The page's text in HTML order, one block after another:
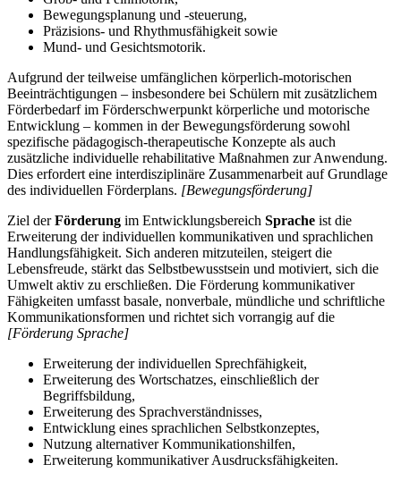
Bewegungsplanung und -steuerung,
Präzisions- und Rhythmusfähigkeit sowie
Mund- und Gesichtsmotorik.
Aufgrund der teilweise umfänglichen körperlich-motorischen
Beeinträchtigungen – insbesondere bei Schülern mit zusätzlichem
Förderbedarf im Förderschwerpunkt körperliche und motorische
Entwicklung – kommen in der Bewegungsförderung sowohl
spezifische pädagogisch-therapeutische Konzepte als auch
zusätzliche individuelle rehabilitative Maßnahmen zur Anwendung.
Dies erfordert eine interdisziplinäre Zusammenarbeit auf Grundlage
des individuellen Förderplans. [Bewegungsförderung]
Ziel derFörderung im Entwicklungsbereich Sprache ist die
Erweiterung der individuellen kommunikativen und sprachlichen
Handlungsfähigkeit. Sich anderen mitzuteilen, steigert die
Lebensfreude, stärkt das Selbstbewusstsein und motiviert, sich die
Umwelt aktiv zu erschließen. Die Förderung kommunikativer
Fähigkeiten umfasst basale, nonverbale, mündliche und schriftliche
Kommunikationsformen und richtet sich vorrangig auf die
[Förderung Sprache]
Erweiterung der individuellen Sprechfähigkeit,
Erweiterung des Wortschatzes, einschließlich der
Begriffsbildung,
Erweiterung des Sprachverständnisses,
Entwicklung eines sprachlichen Selbstkonzeptes,
Nutzung alternativer Kommunikationshilfen,
Erweiterung kommunikativer Ausdrucksfähigkeiten.